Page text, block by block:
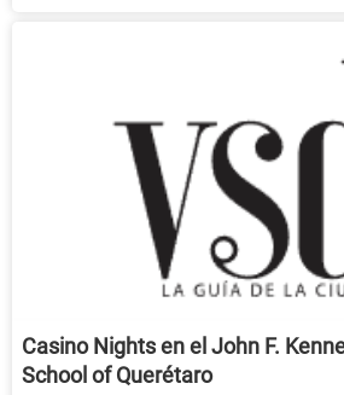
Casino Nights en el John F.
School of Querétaro